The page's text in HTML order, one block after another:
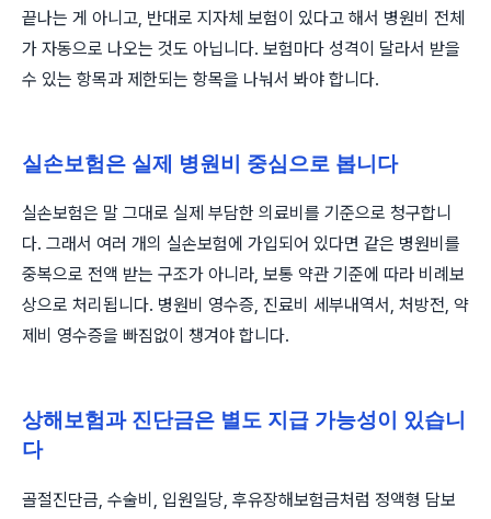
끝나는 게 아니고, 반대로 지자체 보험이 있다고 해서 병원비 전체
가 자동으로 나오는 것도 아닙니다. 보험마다 성격이 달라서 받을
수 있는 항목과 제한되는 항목을 나눠서 봐야 합니다.
실손보험은 실제 병원비 중심으로 봅니다
실손보험은 말 그대로 실제 부담한 의료비를 기준으로 청구합니
다. 그래서 여러 개의 실손보험에 가입되어 있다면 같은 병원비를
중복으로 전액 받는 구조가 아니라, 보통 약관 기준에 따라 비례보
상으로 처리됩니다. 병원비 영수증, 진료비 세부내역서, 처방전, 약
제비 영수증을 빠짐없이 챙겨야 합니다.
상해보험과 진단금은 별도 지급 가능성이 있습니
다
골절진단금, 수술비, 입원일당, 후유장해보험금처럼 정액형 담보